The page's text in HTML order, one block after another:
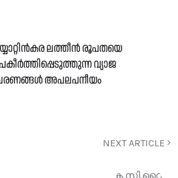
ലത്തീന്‍ രൂപതയെ
വ്യാജ
അപലപനീയം
NEXT ARTICLE